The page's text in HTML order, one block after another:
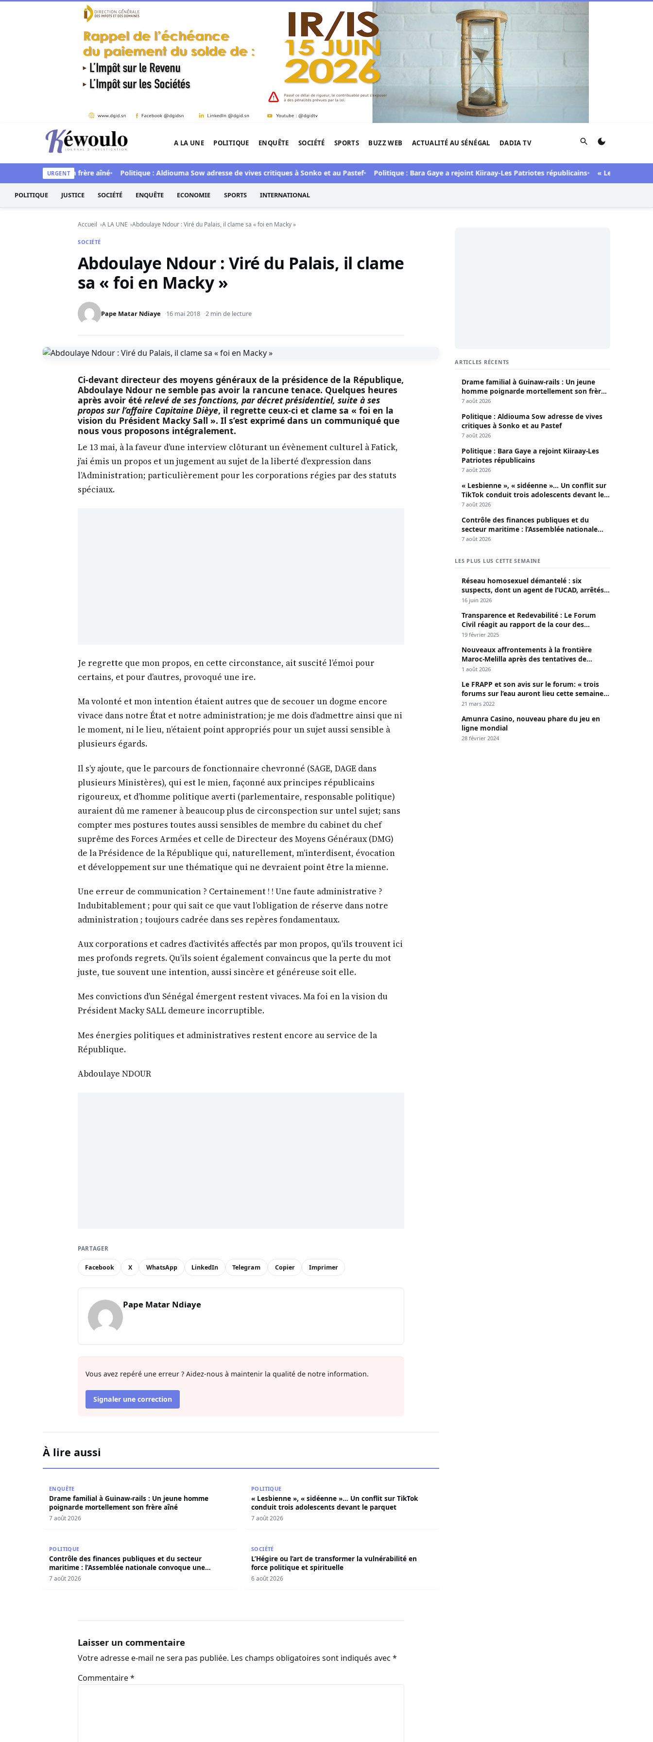
Aller au contenu
Kéwoulo, le premier site d'information et d'investigation de l'Afrique.
A LA UNE POLITIQUE ENQUÊTE SOCIÉTÉ SPORTS BUZZ WEB ACTUALITÉ AU SÉNÉGAL DADIA TV Rechercher
URGENT
son frère aîné Politique : Aldiouma Sow adresse de vives critiques à Sonko et au Pastef Politique : Bara Gaye a rejoint Kiiraay-Les Patriotes républicains « Lesbienne », «
POLITIQUE JUSTICE SOCIÉTÉ ENQUÊTE ECONOMIE SPORTS INTERNATIONAL
Accueil A LA UNE Abdoulaye Ndour : Viré du Palais, il clame sa « foi en Macky »
SOCIÉTÉ
Abdoulaye Ndour : Viré du Palais, il clame
sa « foi en Macky »
Pape Matar Ndiaye 16 mai 2018 2 min de lecture
Ci-devant directeur des moyens généraux de la présidence de la République,
Abdoulaye Ndour ne semble pas avoir la rancune tenace. Quelques heures
après avoir été relevé de ses fonctions, par décret présidentiel, suite à ses
propos sur l’affaire Capitaine Dièye, il regrette ceux-ci et clame sa « foi en la
vision du Président Macky Sall ». Il s’est exprimé dans un communiqué que
nous vous proposons intégralement.
Le 13 mai, à la faveur d’une interview clôturant un évènement culturel à Fatick,
j’ai émis un propos et un jugement au sujet de la liberté d’expression dans
l’Administration; particulièrement pour les corporations régies par des statuts
spéciaux.
Je regrette que mon propos, en cette circonstance, ait suscité l’émoi pour
certains, et pour d’autres, provoqué une ire.
Ma volonté et mon intention étaient autres que de secouer un dogme encore
vivace dans notre État et notre administration; je me dois d’admettre ainsi que ni
le moment, ni le lieu, n’étaient point appropriés pour un sujet aussi sensible à
plusieurs égards.
Il s’y ajoute, que le parcours de fonctionnaire chevronné (SAGE, DAGE dans
plusieurs Ministères), qui est le mien, façonné aux principes républicains
rigoureux, et d’homme politique averti (parlementaire, responsable politique)
auraient dû me ramener à beaucoup plus de circonspection sur untel sujet; sans
compter mes postures toutes aussi sensibles de membre du cabinet du chef
suprême des Forces Armées et celle de Directeur des Moyens Généraux (DMG)
de la Présidence de la République qui, naturellement, m’interdisent, évocation
et développement sur une thématique qui ne devraient point être la mienne.
Une erreur de communication ? Certainement ! ! Une faute administrative ?
Indubitablement ; pour qui sait ce que vaut l’obligation de réserve dans notre
administration ; toujours cadrée dans ses repères fondamentaux.
Aux corporations et cadres d’activités affectés par mon propos, qu’ils trouvent ici
mes profonds regrets. Qu’ils soient également convaincus que la perte du mot
juste, tue souvent une intention, aussi sincère et généreuse soit elle.
Mes convictions d’un Sénégal émergent restent vivaces. Ma foi en la vision du
Président Macky SALL demeure incorruptible.
Mes énergies politiques et administratives restent encore au service de la
République.
Abdoulaye NDOUR
PARTAGER
Facebook X WhatsApp LinkedIn Telegram Copier Imprimer
Pape Matar Ndiaye
Vous avez repéré une erreur ? Aidez-nous à maintenir la qualité de notre information.
Signaler une correction
À lire aussi
ENQUÊTE
Drame familial à Guinaw-rails : Un jeune homme
poignarde mortellement son frère aîné
7 août 2026
POLITIQUE
« Lesbienne », « sidéenne »… Un conflit sur TikTok
conduit trois adolescents devant le parquet
7 août 2026
POLITIQUE
Contrôle des finances publiques et du secteur
maritime : l’Assemblée nationale convoque une
session extraordinaire
7 août 2026
SOCIÉTÉ
L’Hégire ou l’art de transformer la vulnérabilité en
force politique et spirituelle
6 août 2026
Laisser un commentaire
Votre adresse e-mail ne sera pas publiée. Les champs obligatoires sont indiqués avec *
Commentaire*
ARTICLES RÉCENTS
Drame familial à Guinaw-rails : Un jeune
homme poignarde mortellement son frère
aîné
7 août 2026
Politique : Aldiouma Sow adresse de vives
critiques à Sonko et au Pastef
7 août 2026
Politique : Bara Gaye a rejoint Kiiraay-Les
Patriotes républicains
7 août 2026
« Lesbienne », « sidéenne »… Un conflit sur
TikTok conduit trois adolescents devant le
parquet
7 août 2026
Contrôle des finances publiques et du
secteur maritime : l’Assemblée nationale
convoque une session extraordinaire
7 août 2026
LES PLUS LUS CETTE SEMAINE
Réseau homosexuel démantelé : six
suspects, dont un agent de l’UCAD, arrêtés à
Keur Massar ; l’un avoue avoir propagé le
16 juin 2026
Transparence et Redevabilité : Le Forum
Civil réagit au rapport de la cour des
comptes
19 février 2025
Nouveaux affrontements à la frontière
Maroc-Melilla après des tentatives de
passage
1 août 2026
Le FRAPP et son avis sur le forum: « trois
forums sur l’eau auront lieu cette semaine à
Dakar »
21 mars 2022
Amunra Casino, nouveau phare du jeu en
ligne mondial
28 février 2024